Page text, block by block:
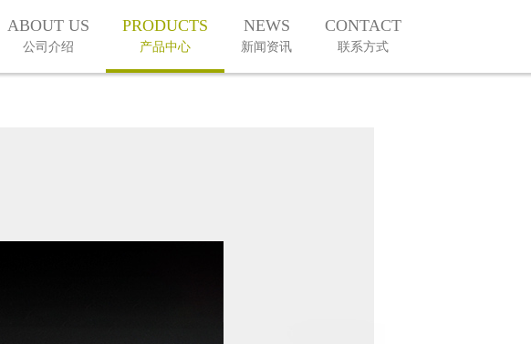
ABOUT US
公司介绍
PRODUCTS
产品中心
NEWS
新闻资讯
CONTACT
联系方式